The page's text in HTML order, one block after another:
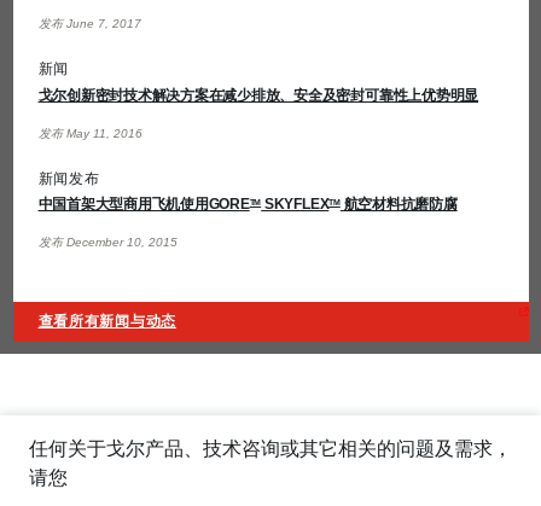
发布 June 7, 2017
新闻
戈尔创新密封技术解决方案在减少排放、安全及密封可靠性上优势明显
发布 May 11, 2016
新闻发布
中国首架大型商用飞机使用GORETMSKYFLEXTM航空材料抗磨防腐
发布 December 10, 2015
查看所有新闻与动态
任何关于戈尔产品、技术咨询或其它相关的问题及需求，
请您